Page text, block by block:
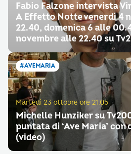
Fabio Falzone intervista
A Effetto Notte venerdì 4
22.40, domenica 6 alle
novembre alle 22.40 su
#AVEMARIA
Martedì 23 ottobre ore 21.05
Michelle Hunziker su
puntata di ‘Ave Maria’ con
(video)